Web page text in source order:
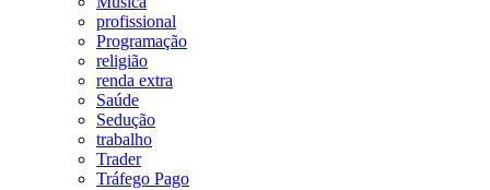
profissional
Programação
religião
renda extra
Saúde
Sedução
trabalho
Trader
Tráfego Pago